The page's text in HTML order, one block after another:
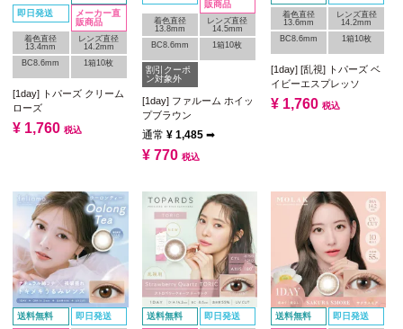
即日発送
メーカー直
販商品
着色直径
13.4mm
レンズ直径
14.2mm
BC8.6mm
1箱10枚
[1day] トパーズ クリーム
ローズ
¥ 1,760 税込
販商品
着色直径
13.8mm
レンズ直径
14.5mm
BC8.6mm
1箱10枚
割引クーポ
ン対象外
[1day] ファルーム ホイッ
プブラウン
通常 ¥ 1,485 ➡
¥ 770 税込
着色直径
13.6mm
レンズ直径
14.2mm
BC8.6mm
1箱10枚
[1day] [乱視] トパーズ ベ
イビーエスプレッソ
¥ 1,760 税込
送料無料 即日発送 送料無料 即日発送 送料無料 即日発送